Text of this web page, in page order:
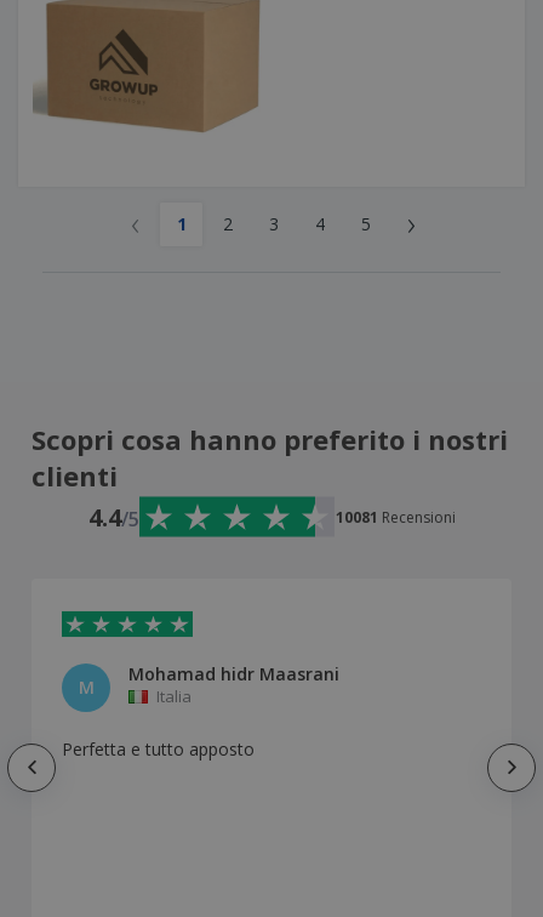
‹ 1 2 3 4 5 ›
Scopri cosa hanno preferito i nostri
clienti
4.4/5 10081 Recensioni
M
Mohamad hidr Maasrani
Italia
Perfetta e tutto apposto